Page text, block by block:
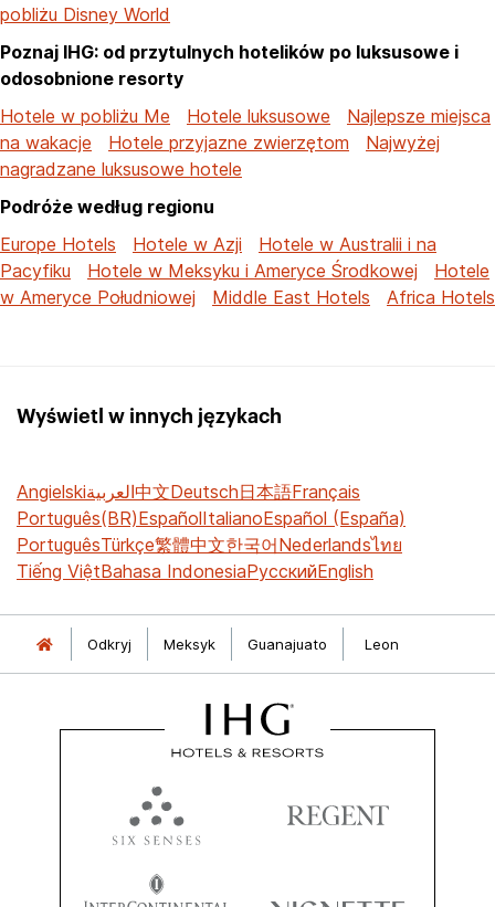
pobliżu Disney World
Poznaj IHG: od przytulnych hotelików po luksusowe i
odosobnione resorty
Hotele w pobliżu Me
Hotele luksusowe
Najlepsze miejsca
na wakacje
Hotele przyjazne zwierzętom
Najwyżej
nagradzane luksusowe hotele
Podróże według regionu
Europe Hotels
Hotele w Azji
Hotele w Australii i na
Pacyfiku
Hotele w Meksyku i Ameryce Środkowej
Hotele
w Ameryce Południowej
Middle East Hotels Africa Hotels
Wyświetl w innych językach
Angielskiالعربية中文Deutsch日本語Français
Português(BR)EspañolItalianoEspañol (España)
PortuguêsTürkçe繁體中文한국어Nederlandsไทย
Tiếng ViệtBahasa IndonesiaРусскийEnglish
Odkryj Meksyk Guanajuato Leon